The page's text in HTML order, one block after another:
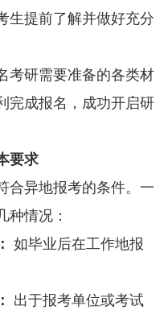
生提前了解并做好充分
考研需要准备的各类材
完成报名，成功开启研
要求
合异地报考的条件。一
种情况：
如毕业后在工作地报
出于报考单位或考试